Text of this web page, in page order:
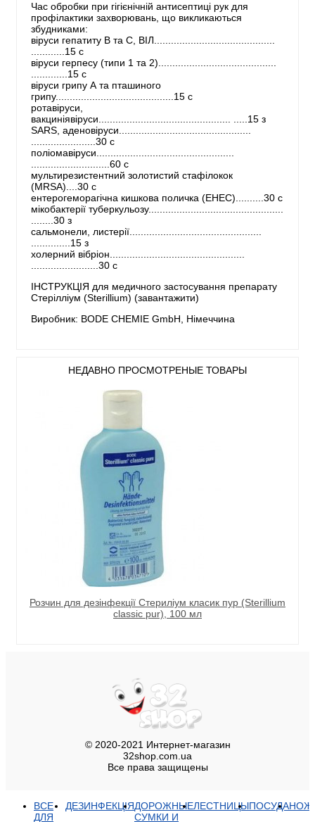
Час обробки при гігієнічній антисептиці рук для
профілактики захворювань, що викликаються
збудниками:
віруси гепатиту В та С, ВІЛ...........................................
............15 с
віруси герпесу (типи 1 та 2)..........................................
.............15 с
віруси грипу А та пташиного
грипу..........................................15 с
ротавіруси,
вакциніявіруси............................................... .....15 з
SARS, аденовіруси...............................................
.......................30 с
поліомавіруси.................................................
............................60 с
мультирезистентний золотистий стафілокок
(MRSA)....30 с
ентерогеморагічна кишкова поличка (EHEC)..........30 c
мікобактерії туберкульозу................................................
........30 з
сальмонели, листерії...............................................
..............15 з
холерний вібріон................................................
........................30 с
ІНСТРУКЦІЯ для медичного застосування препарату
Стерілліум (Sterillium) (завантажити)
Виробник: BODE CHEMIE GmbH, Німеччина
НЕДАВНО ПРОСМОТРЕНЫЕ ТОВАРЫ
Розчин для дезінфекції Стериліум класик пур (Sterillium
classic pur), 100 мл
© 2020-2021 Интернет-магазин
32shop.com.ua
Все права защищены
ВСЕ
ДЛЯ
ДЕЗИНФЕКЦІЯДОРОЖНЫЕ
СУМКИ И
ЛЕСТНИЦЫПОСУДА